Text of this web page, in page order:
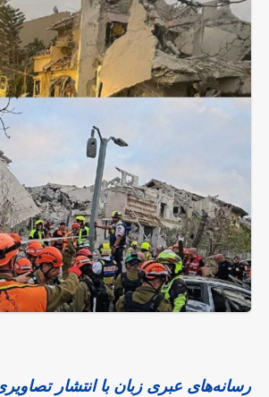
رسانه‌های عبری زبان با انتشار